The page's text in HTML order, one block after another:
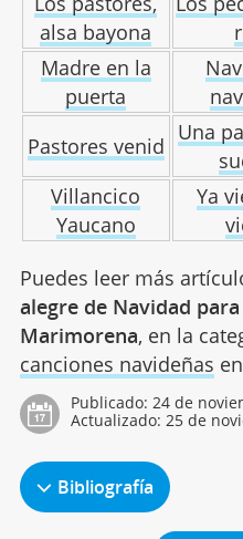
alsa bayona
Madre en la
puerta
Pastores venid
Una
Villancico
Yaucano
Ya
Puedes leer más
alegre de Navidad
Marimorena, en la
canciones navideñas
Publicado: 24 de
Actualizado: 25 de
Bibliografía